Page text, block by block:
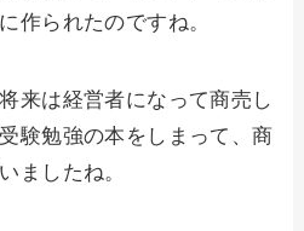
作られたのですね。
来は経営者になって商売し
験勉強の本をしまって、商
ましたね。